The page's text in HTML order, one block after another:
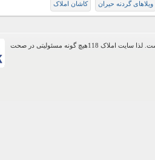
ویلاهای گردنه حیران کاشان املاک
اطلاعات موجود در این وب سایت از طریق کاربران عمومی سایت ثبت شده است. لذا سایت املاک 118هیچ گونه مسئولیتی در صحت